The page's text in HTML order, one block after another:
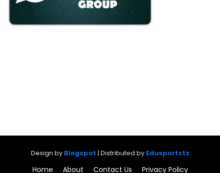
Design by Blogspot | Distributed by Edusportstz
Home About Contact Us Privacy Policy